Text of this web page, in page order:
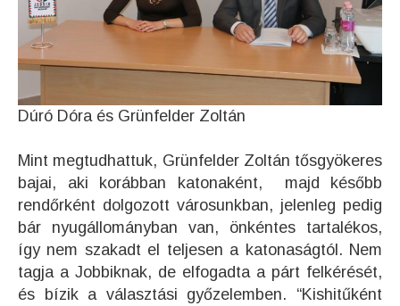
Dúró Dóra és Grünfelder Zoltán
Mint megtudhattuk, Grünfelder Zoltán tősgyökeres
bajai, aki korábban katonaként, majd később
rendőrként dolgozott városunkban, jelenleg pedig
bár nyugállományban van, önkéntes tartalékos,
így nem szakadt el teljesen a katonaságtól. Nem
tagja a Jobbiknak, de elfogadta a párt felkérését,
és bízik a választási győzelemben. “Kishitűként